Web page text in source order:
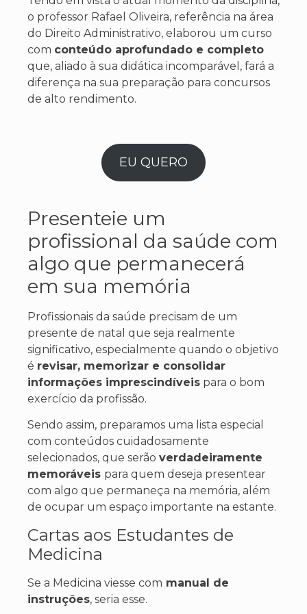
o professor Rafael Oliveira, referência na área
do Direito Administrativo, elaborou um curso
com conteúdo aprofundado e completo
que, aliado à sua didática incomparável, fará a
diferença na sua preparação para concursos
de alto rendimento.
EU QUERO
Presenteie um
profissional da saúde com
algo que permanecerá
em sua memória
Profissionais da saúde precisam de um
presente de natal que seja realmente
significativo, especialmente quando o objetivo
é revisar, memorizar e consolidar
informações imprescindíveis para o bom
exercício da profissão.
Sendo assim, preparamos uma lista especial
com conteúdos cuidadosamente
selecionados, que serão verdadeiramente
memoráveis para quem deseja presentear
com algo que permaneça na memória, além
de ocupar um espaço importante na estante.
Cartas aos Estudantes de
Medicina
Se a Medicina viesse com manual de
instruções, seria esse.